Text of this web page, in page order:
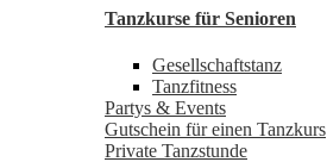
Tanzkurse für Senioren
Gesellschaftstanz
Tanzfitness
Partys & Events
Gutschein für einen Tanzkurs
Private Tanzstunde